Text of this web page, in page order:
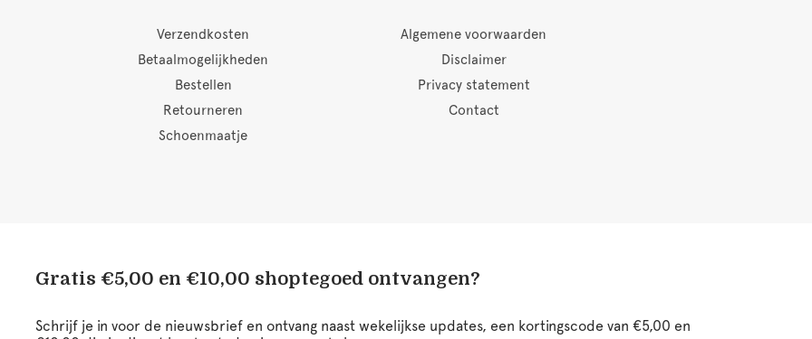
Verzendkosten
Betaalmogelijkheden
Bestellen
Retourneren
Schoenmaatje
Algemene voorwaarden
Disclaimer
Privacy statement
Contact
Gratis €5,00 en €10,00 shoptegoed ontvangen?
Schrijf je in voor de nieuwsbrief en ontvang naast wekelijkse updates, een kortingscode van €5,00 en